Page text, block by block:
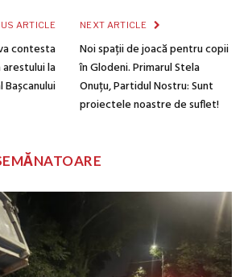
ARTICLE
contesta
la
Bașcanului
NEXT ARTICLE
Noi spații de joacă pentru copii
în Glodeni. Primarul Stela
Onuțu, Partidul Nostru: Sunt
proiectele noastre de suflet!